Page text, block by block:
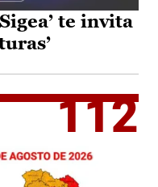
te invita
112